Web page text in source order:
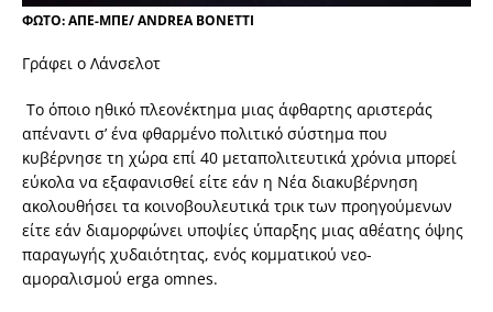
ΦΩΤΟ: ΑΠΕ-ΜΠΕ/ ΑNDREA BONETTI
Γράφει ο Λάνσελοτ
Το όποιο ηθικό πλεονέκτημα μιας άφθαρτης αριστεράς
απέναντι σ’ ένα φθαρμένο πολιτικό σύστημα που
κυβέρνησε τη χώρα επί 40 μεταπολιτευτικά χρόνια μπορεί
εύκολα να εξαφανισθεί είτε εάν η Νέα διακυβέρνηση
ακολουθήσει τα κοινοβουλευτικά τρικ των προηγούμενων
είτε εάν διαμορφώνει υποψίες ύπαρξης μιας αθέατης όψης
παραγωγής χυδαιότητας, ενός κομματικού νεο-
αμοραλισμού erga omnes.